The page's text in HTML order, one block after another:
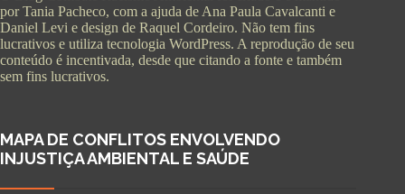
por Tania Pacheco, com a ajuda de Ana Paula Cavalcanti e
Daniel Levi e design de Raquel Cordeiro. Não tem fins
lucrativos e utiliza tecnologia WordPress. A reprodução de seu
conteúdo é incentivada, desde que citando a fonte e também
sem fins lucrativos.
MAPA DE CONFLITOS ENVOLVENDO
INJUSTIÇA AMBIENTAL E SAÚDE